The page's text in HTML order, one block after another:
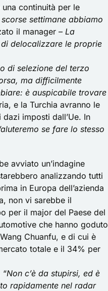
continuità per le
scorse settimane abbiamo
il manager – La
delocalizzare le proprie
di selezione del terzo
ma difficilmente
è auspicabile trovare
e la Turchia avranno le
imposti dall’Ue. In
se fare lo stesso
avviato un’indagine
analizzando tutti
in Europa dell’azienda
non vi sarebbe il
per il major del Paese del
che hanno goduto
Chuanfu, e di cui è
totale e il 34% per
“Non c’è da stupirsi, ed è
rapidamente nel radar